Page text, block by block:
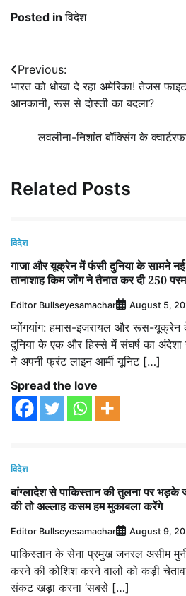
Posted inविदेश
Post
navigation
Previous:
भारत को धोखा दे रहा अमेरिका! तेजस
आनकानी, रूस से दोस्‍ती का बदला?
लवलीना-निशांत बॉक्सिंग के
Related Posts
विदेश
गाजा और यूक्रेन में फंसी दुनिया के सामने नई
तानाशाह किम जोंग ने तैनात कर दी 250
Editor Bullseyesamachar August 5,
प्योंगयांग: हमास-इजरायल और रूस-यूक्रेन
दुनिया के एक और हिस्से में संघर्ष का अंदेशा
ने अपनी फ्रंट लाइन आर्मी यूनिट […]
Spread the love
विदेश
बांग्लादेश से पाकिस्तान की तुलना पर भड़के
की तो अल्लाह कसम हम मुकाबला करेंगे
Editor Bullseyesamachar August 9,
पाकिस्तान के सेना प्रमुख जनरल असीम
करने की कोशिश करने वालों को कड़ी
संकट खड़ा करना ‘सबसे […]